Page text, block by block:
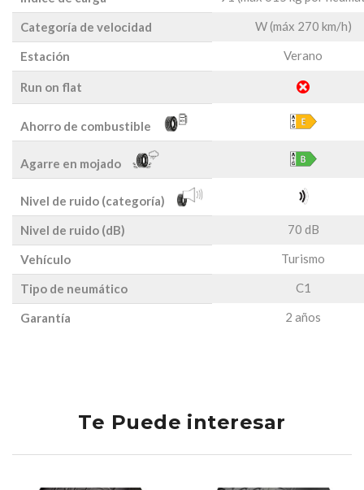
Categoría de velocidad W (máx 270 km/h)
Estación Verano
Run on flat
Ahorro de combustible
Agarre en mojado
Nivel de ruido (categoría)
Nivel de ruido (dB)
70 dB
Vehículo Turismo
Tipo de neumático C1
Garantía 2 años
Te Puede interesar